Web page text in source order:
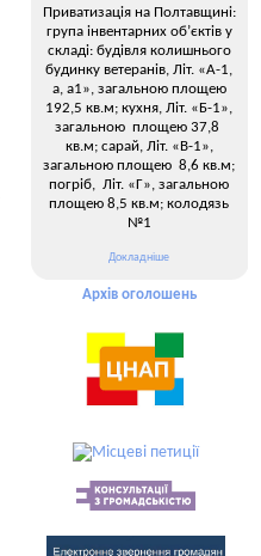
Приватизація на Полтавщині:
група інвентарних об’єктів у
складі: будівля колишнього
будинку ветеранів, Літ. «А-1,
а, а1», загальною площею
192,5 кв.м; кухня, Літ. «Б-1»,
загальною площею 37,8
кв.м; сарай, Літ. «В-1»,
загальною площею 8,6 кв.м;
погріб, Літ. «Г», загальною
площею 8,5 кв.м; колодязь
№1
Докладніше
Архів оголошень